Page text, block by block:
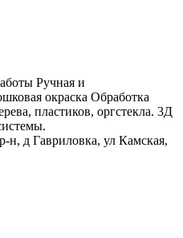
Ручная и
окраска Обработка
пластиков, оргстекла. 3Д
н, д Гавриловка, ул Камская,